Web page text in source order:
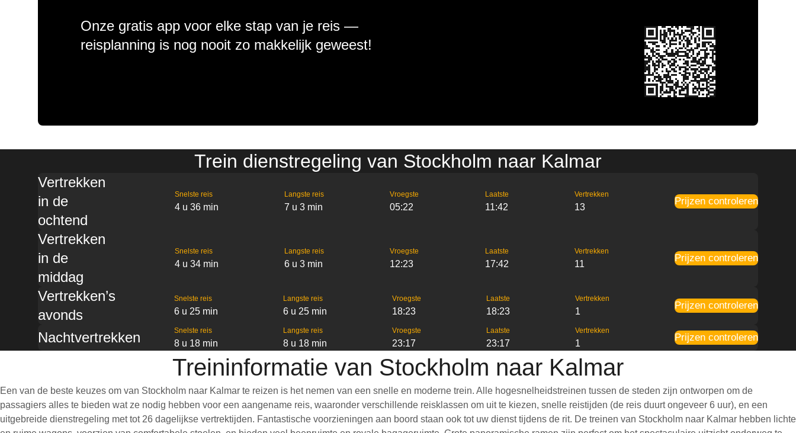
Onze gratis app voor elke stap van je reis —
reisplanning is nog nooit zo makkelijk geweest!
Trein dienstregeling van Stockholm naar Kalmar
Vertrekken
in de
ochtend
Snelste reis
4 u 36 min
Langste reis
7 u 3 min
Vroegste
05:22
Laatste
11:42
Vertrekken
13
Prijzen controleren
Vertrekken
in de
middag
Snelste reis
4 u 34 min
Langste reis
6 u 3 min
Vroegste
12:23
Laatste
17:42
Vertrekken
11
Prijzen controleren
Vertrekken’s
avonds
Snelste reis
6 u 25 min
Langste reis
6 u 25 min
Vroegste
18:23
Laatste
18:23
Vertrekken
1
Prijzen controleren
Nachtvertrekken Snelste reis
8 u 18 min
Langste reis
8 u 18 min
Vroegste
23:17
Laatste
23:17
Vertrekken
1
Prijzen controleren
Treininformatie van Stockholm naar Kalmar
Een van de beste keuzes om van Stockholm naar Kalmar te reizen is het nemen van een snelle en moderne trein. Alle hogesnelheidstreinen tussen de steden zijn ontworpen om de
passagiers alles te bieden wat ze nodig hebben voor een aangename reis, waaronder verschillende reisklassen om uit te kiezen, snelle reistijden (de reis duurt ongeveer 6 uur), en een
uitgebreide dienstregeling met tot 26 dagelijkse vertrektijden. Fantastische voorzieningen aan boord staan ook tot uw dienst tijdens de rit. De treinen van Stockholm naar Kalmar hebben lichte